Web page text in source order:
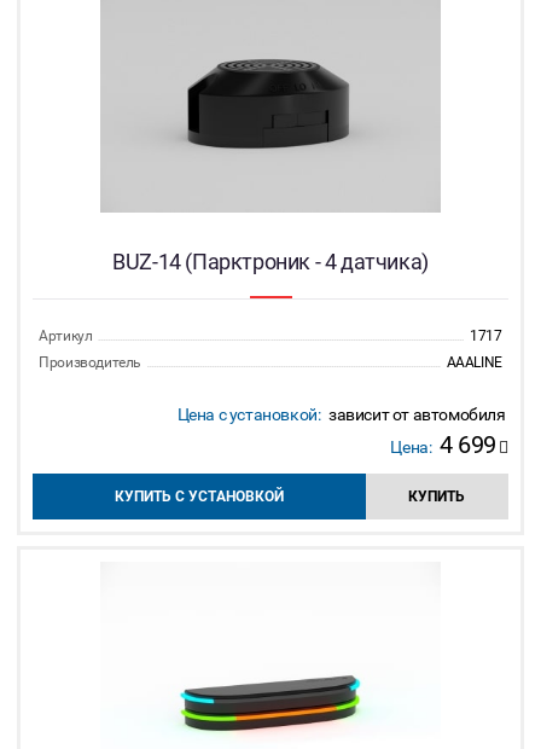
BUZ-14 (Парктроник - 4 датчика)
Артикул
1717
Производитель
AAALINE
Цена с установкой: зависит от автомобиля
Цена: 4 699
КУПИТЬ С УСТАНОВКОЙ КУПИТЬ